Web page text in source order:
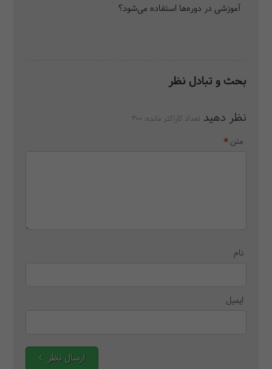
آموزشی در دوره‌ها استفاده می‌شود؟
بحث و تبادل نظر
نظر دهید تعداد کاراکتر مانده: 300
متن
نام
ایمیل
ارسال نظر